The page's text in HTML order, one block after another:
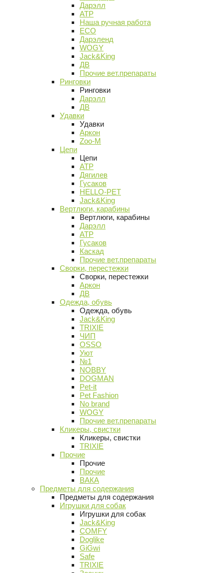
Дарэлл
АТР
Наша ручная работа
ECO
Дарэленд
WOGY
Jack&King
ДВ
Прочие вет.препараты
Ринговки
Ринговки
Дарэлл
ДВ
Удавки
Удавки
Аркон
Zoo-M
Цепи
Цепи
АТР
Дягилев
Гусаков
HELLO-PET
Jack&King
Вертлюги, карабины
Вертлюги, карабины
Дарэлл
АТР
Гусаков
Каскад
Прочие вет.препараты
Сворки, перестежки
Сворки, перестежки
Аркон
ДВ
Одежда, обувь
Одежда, обувь
Jack&King
TRIXIE
ЧИП
OSSO
Уют
№1
NOBBY
DOGMAN
Pet-it
Pet Fashion
No brand
WOGY
Прочие вет.препараты
Кликеры, свистки
Кликеры, свистки
TRIXIE
Прочие
Прочие
Прочие
ВАКА
Предметы для содержания
Предметы для содержания
Игрушки для собак
Игрушки для собак
Jack&King
COMFY
Doglike
GiGwi
Safe
TRIXIE